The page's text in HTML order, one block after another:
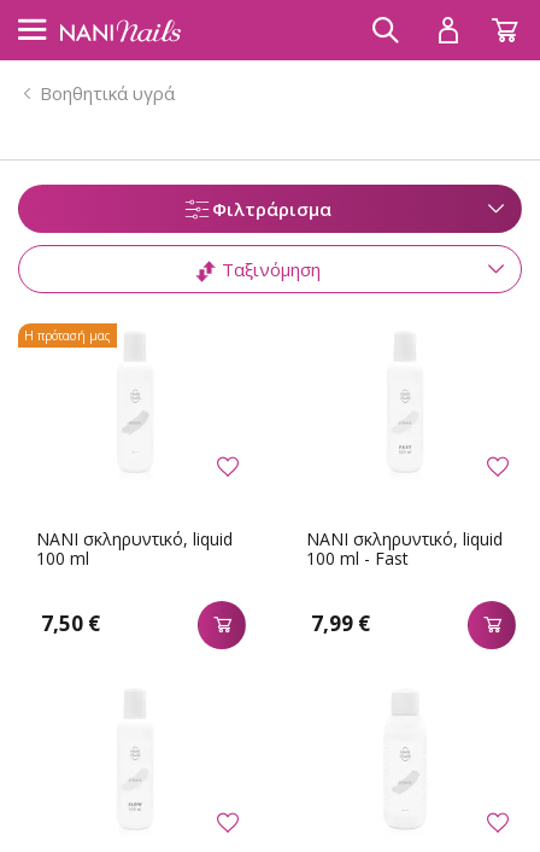
Βοηθητικά υγρά
Φιλτράρισμα
Ταξινόμηση
NANI σκληρυντικό, liquid
100 ml
7,50 €
Η πρότασή μας
NANI σκληρυντικό, liquid
100 ml - Fast
7,99 €